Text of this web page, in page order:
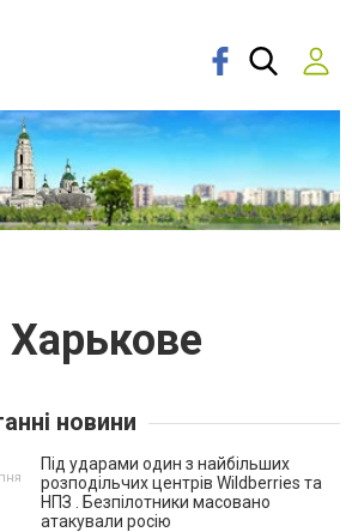
новини
Під ударами один з найбільших
розподільчих центрів Wildberries та
НПЗ . Безпілотники масовано
атакували росію